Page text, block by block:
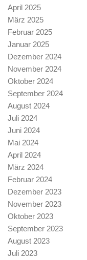
April 2025
März 2025
Februar 2025
Januar 2025
Dezember 2024
November 2024
Oktober 2024
September 2024
August 2024
Juli 2024
Juni 2024
Mai 2024
April 2024
März 2024
Februar 2024
Dezember 2023
November 2023
Oktober 2023
September 2023
August 2023
Juli 2023